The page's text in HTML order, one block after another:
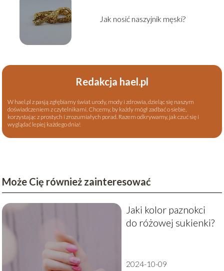
Jak nosić naszyjnik męski?
Redakcja hael.pl
W hael.pl z pasją zgłębiamy świat urody, mody i zdrowia, dzieląc się naszym
doświadczeniem z czytelnikami. Chcemy, by każdy mógł zadbać o siebie,
korzystając z prostych i zrozumiałych porad. Razem odkrywamy, jak czuć się i
wyglądać lepiej każdego dnia!
Może Cię również zainteresować
Jaki kolor paznokci
do różowej sukienki?
2024-10-09